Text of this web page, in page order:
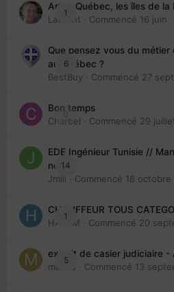
1
Arte : Québec, les îles de la
Laurent · Commencé 16 juin
6
Que pensez vous du métier
au Québec ?
BestBuy · Commencé 27
0
Bon temps
Charbel · Commencé 29
14
EDE Ingénieur Tunisie //
note
Jmili · Commencé 18 octobre
1
CHAUFFEUR TOUS
HAZEM · Commencé 20
5
extrait de casier judiciaire -
maries · Commencé 13